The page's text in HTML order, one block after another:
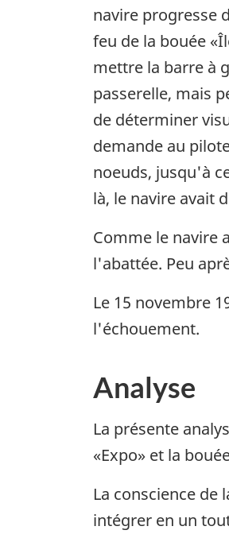
navire progresse
feu de la bouée
mettre la barre à
passerelle, mais
de déterminer
demande au
noeuds, jusqu'à
là, le navire avait
Comme le navire
l'abattée. Peu
Le 15 novembre
l'échouement.
Analyse
La présente
«Expo» et la
La conscience
intégrer en un